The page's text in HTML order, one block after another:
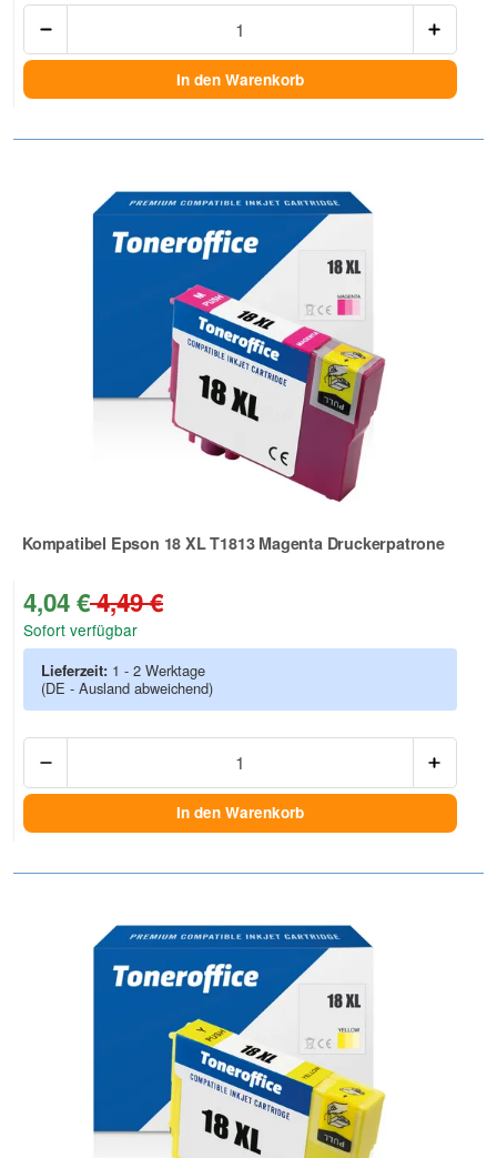
In den Warenkorb
Kompatibel Epson 18 XL T1813 Magenta Druckerpatrone
Zur Artikelbewertung
4,04 €4,49 €
Sofort verfügbar
Lieferzeit: 1 - 2 Werktage
(DE - Ausland abweichend)
In den Warenkorb